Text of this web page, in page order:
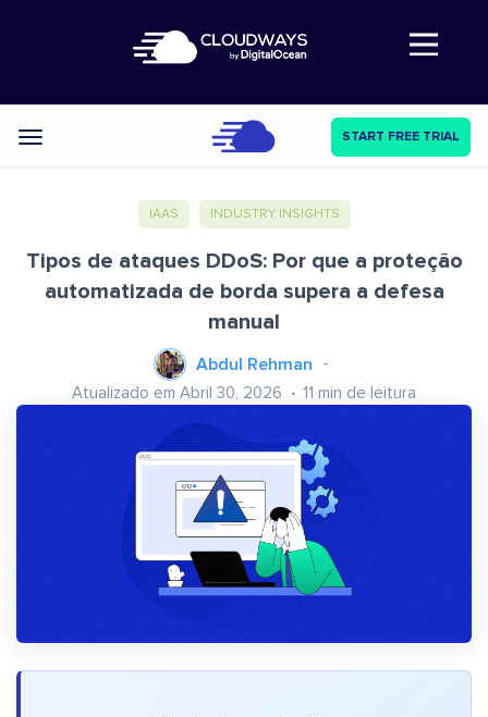
Abre a navegação
Categories START FREE TRIAL
IAAS INDUSTRY INSIGHTS
Tipos de ataques DDoS: Por que a proteção
automatizada de borda supera a defesa
manual
Abdul Rehman
Atualizado em Abril 30, 2026 11 min de leitura